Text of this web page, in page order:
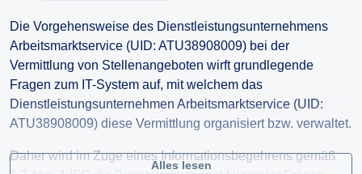
Die Vorgehensweise des Dienstleistungsunternehmens
Arbeitsmarktservice (UID: ATU38908009) bei der
Vermittlung von Stellenangeboten wirft grundlegende
Fragen zum IT-System auf, mit welchem das
Dienstleistungsunternehmen Arbeitsmarktservice (UID:
ATU38908009) diese Vermittlung organisiert bzw. verwaltet.
Daher wird im Zuge eines Informationsbegehrens gemäß
Alles lesen